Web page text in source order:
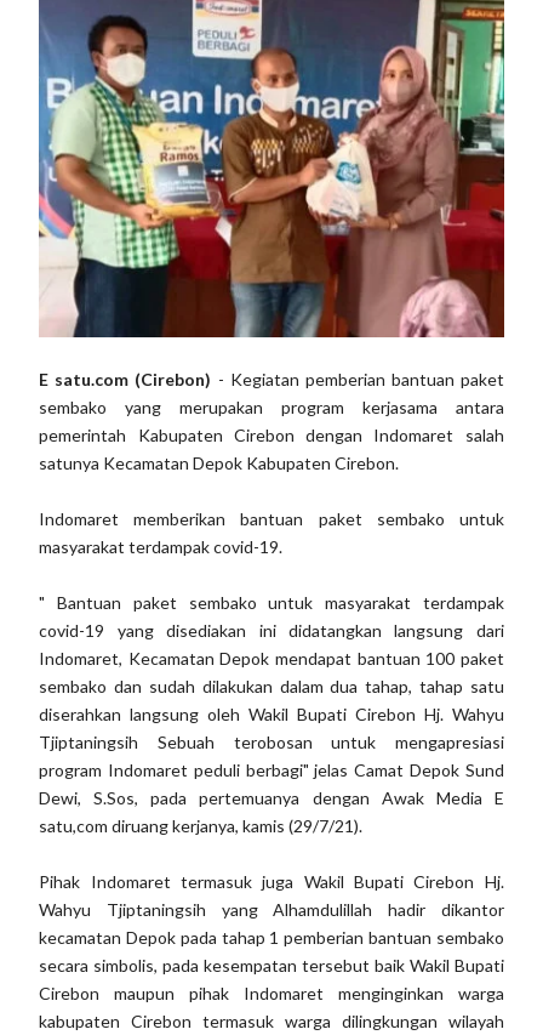
E satu.com (Cirebon) - Kegiatan pemberian bantuan paket
sembako yang merupakan program kerjasama antara
pemerintah Kabupaten Cirebon dengan Indomaret salah
satunya Kecamatan Depok Kabupaten Cirebon.
Indomaret memberikan bantuan paket sembako untuk
masyarakat terdampak covid-19.
" Bantuan paket sembako untuk masyarakat terdampak
covid-19 yang disediakan ini didatangkan langsung dari
Indomaret, Kecamatan Depok mendapat bantuan 100 paket
sembako dan sudah dilakukan dalam dua tahap, tahap satu
diserahkan langsung oleh Wakil Bupati Cirebon Hj. Wahyu
Tjiptaningsih Sebuah terobosan untuk mengapresiasi
program Indomaret peduli berbagi" jelas Camat Depok Sund
Dewi, S.Sos, pada pertemuanya dengan Awak Media E
satu,com diruang kerjanya, kamis (29/7/21).
Pihak Indomaret termasuk juga Wakil Bupati Cirebon Hj.
Wahyu Tjiptaningsih yang Alhamdulillah hadir dikantor
kecamatan Depok pada tahap 1 pemberian bantuan sembako
secara simbolis, pada kesempatan tersebut baik Wakil Bupati
Cirebon maupun pihak Indomaret menginginkan warga
kabupaten Cirebon termasuk warga dilingkungan wilayah